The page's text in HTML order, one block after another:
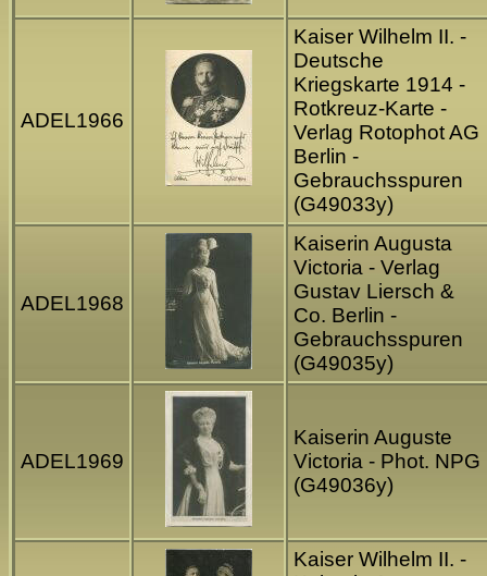
ADEL1966
Kaiser Wilhelm II. -
Deutsche
Kriegskarte 1914 -
Rotkreuz-Karte -
Verlag Rotophot AG
Berlin -
Gebrauchsspuren
(G49033y)
ADEL1968
Kaiserin Augusta
Victoria - Verlag
Gustav Liersch &
Co. Berlin -
Gebrauchsspuren
(G49035y)
ADEL1969
Kaiserin Auguste
Victoria - Phot. NPG
(G49036y)
Kaiser Wilhelm II. -